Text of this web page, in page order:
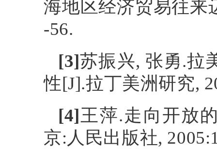
海地区经济贸易往来
-56.
[3]苏振兴, 张勇.拉
性[J].拉丁美洲研究,
[4]王萍.走向开放
京:人民出版社,